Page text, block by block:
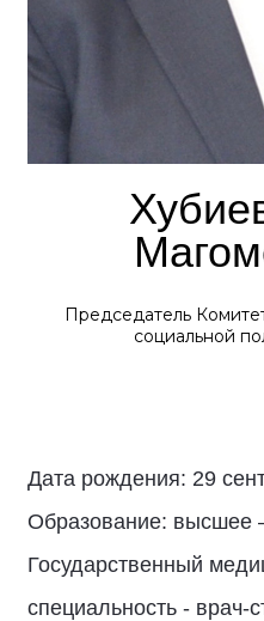
Председатель
социальной
Дата рождения: 29
Образование: высшее
Государственный
специальность - врач-